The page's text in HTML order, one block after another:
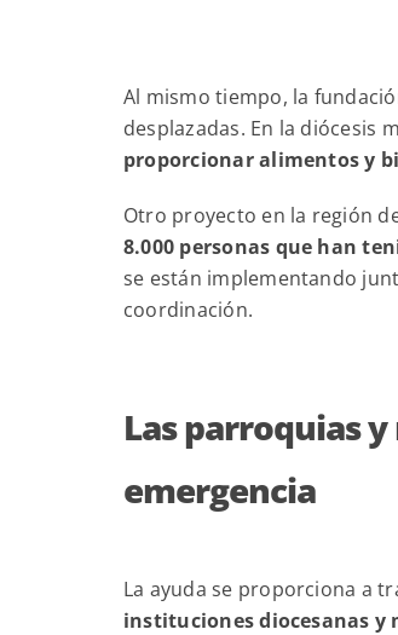
Al mismo tiempo, la
desplazadas. En la diócesis
proporcionar alimentos y
Otro proyecto en la región
8.000 personas que han
se están implementando
coordinación.
Las parroquias
emergencia
La ayuda se proporciona a
instituciones diocesanas y